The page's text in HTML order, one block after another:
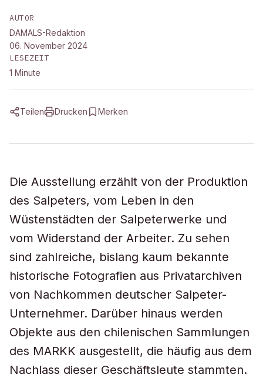
AUTOR
DAMALS-Redaktion
06. November 2024
LESEZEIT
1 Minute
Teilen Drucken Merken
Die Ausstellung erzählt von der Produktion
des Salpeters, vom Leben in den
Wüstenstädten der Salpeterwerke und
vom Widerstand der Arbeiter. Zu sehen
sind zahlreiche, bislang kaum bekannte
historische Fotografien aus Privatarchiven
von Nachkommen deutscher Salpeter-
Unternehmer. Darüber hinaus werden
Objekte aus den chilenischen Sammlungen
des MARKK ausgestellt, die häufig aus dem
Nachlass dieser Geschäftsleute stammten.